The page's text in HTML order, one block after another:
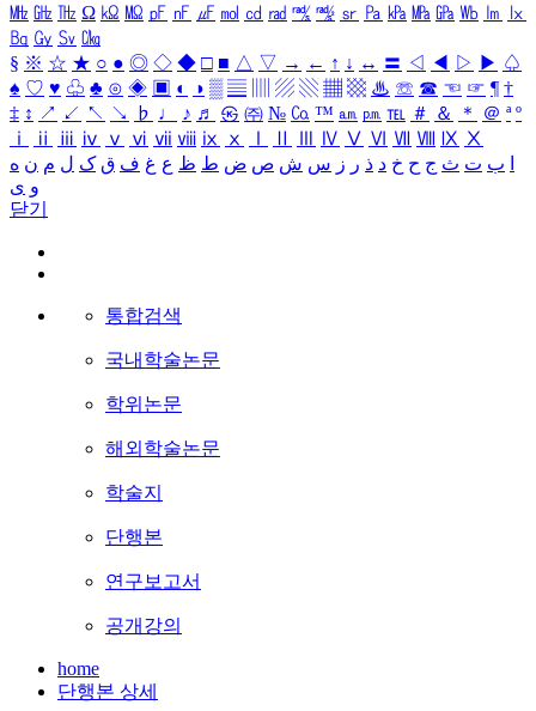
㎒ ㎓ ㎔ Ω ㏀ ㏁ ㎊ ㎋ ㎌ ㏖ ㏅ ㎭ ㎮ ㎯ ㏛ ㎩ ㎪ ㎫ ㎬ ㏝ ㏐
㏓
㏃ ㏉ ㏜ ㏆
§ ※ ☆ ★ ○ ● ◎ ◇ ◆ □ ■ △ ▽ → ← ↑ ↓ ↔ 〓 ◁ ◀ ▷ ▶ ♤
♠ ♡ ♥ ♧ ♣ ⊙ ◈ ▣ ◐ ◑ ▒ ▤ ▨ ▧ ▦ ▩ ♨ ☏ ☎ ☜ ☞ ¶ †
‡ ↕ ↗ ↙ ↖ ↘ ♭ ♩ ♪ ♬ ㉿ ㈜ № ㏇ ™ ㏂ ㏘ ℡ ＃ ＆ ＊ ＠ ª º
ⅰ
ⅱ ⅲ ⅳ ⅴ ⅵ ⅶ ⅷ ⅸ ⅹ Ⅳ Ⅴ Ⅵ Ⅶ Ⅷ Ⅸ Ⅹ
ب ت ث ج ح خ د ذ ر ز س ش ص ض ط ظ ع غ ف ق ک ل م ن ه
و ی
닫기
통합검색
국내학술논문
학위논문
해외학술논문
학술지
단행본
연구보고서
공개강의
home
단행본 상세